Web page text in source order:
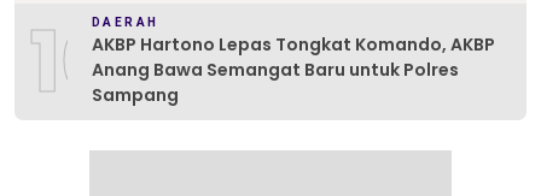
10DAERAH
AKBP Hartono Lepas Tongkat Komando, AKBP
Anang Bawa Semangat Baru untuk Polres
Sampang